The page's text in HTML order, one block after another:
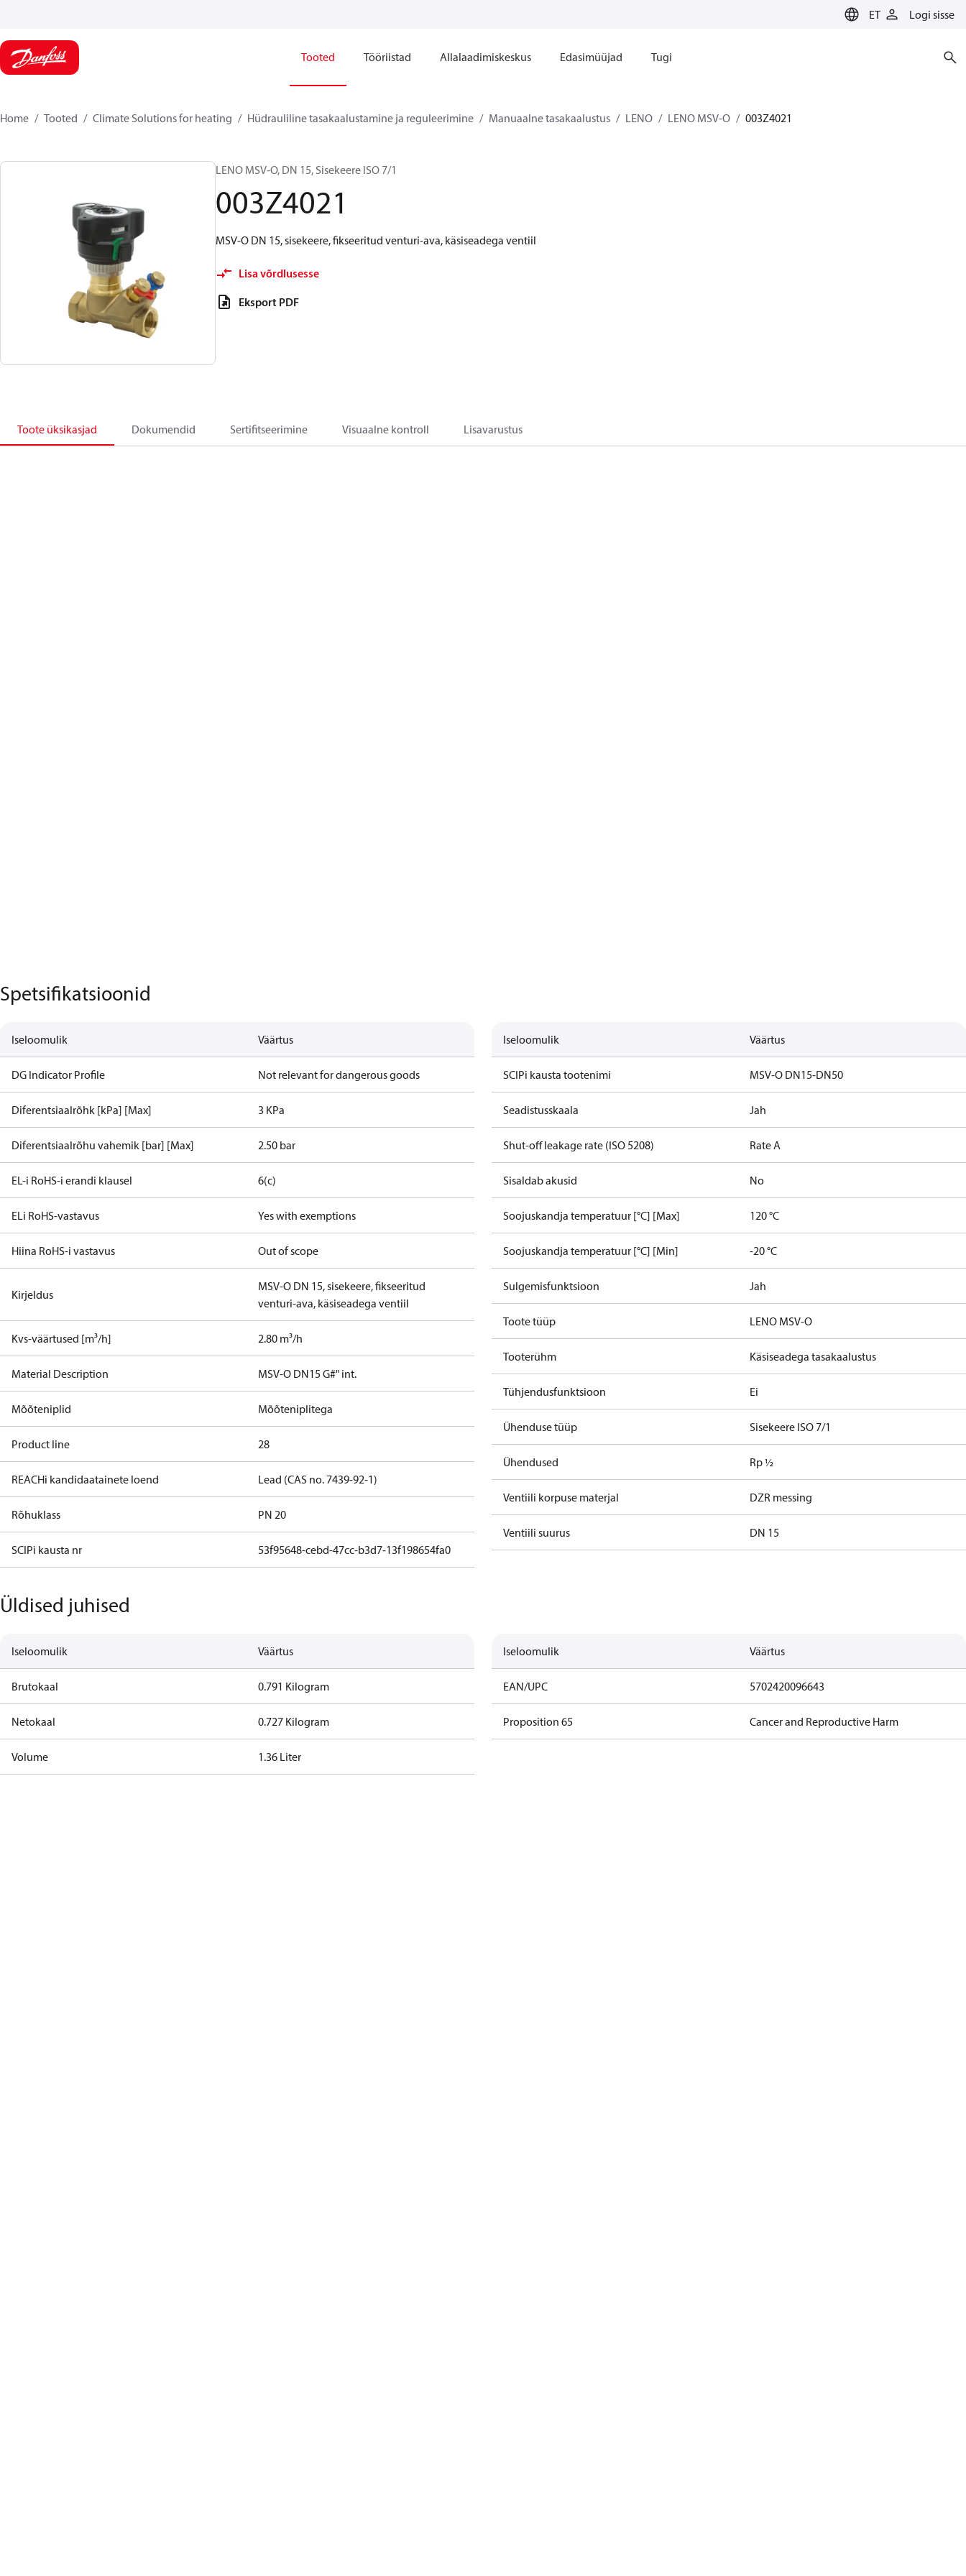
ET Logi sisse
Tooted Tööriistad Allalaadimiskeskus Edasimüüjad Tugi
Home Tooted Climate Solutions for heating Hüdrauliline tasakaalustamine ja reguleerimine Manuaalne tasakaalustus LENO LENO MSV-O 003Z4021
LENO MSV-O, DN 15, Sisekeere ISO 7/1
003Z4021
MSV-O DN 15, sisekeere, fikseeritud venturi-ava, käsiseadega ventiil
Lisa võrdlusesse
Eksport PDF
Toote üksikasjad Dokumendid Sertifitseerimine Visuaalne kontroll Lisavarustus
Spetsifikatsioonid
Iseloomulik Väärtus
DG Indicator Profile Not relevant for dangerous goods
Diferentsiaalrõhk [kPa] [Max] 3 KPa
Diferentsiaalrõhu vahemik [bar] [Max] 2.50 bar
EL-i RoHS-i erandi klausel 6(c)
ELi RoHS-vastavus Yes with exemptions
Hiina RoHS-i vastavus Out of scope
Kirjeldus
MSV-O DN 15, sisekeere, fikseeritud
venturi-ava, käsiseadega ventiil
Kvs-väärtused [m³/h] 2.80 m³/h
Material Description MSV-O DN15 G#" int.
Mõõteniplid Mõõteniplitega
Product line 28
REACHi kandidaatainete loend Lead (CAS no. 7439-92-1)
Rõhuklass PN 20
SCIPi kausta nr 53f95648-cebd-47cc-b3d7-13f198654fa0
Iseloomulik Väärtus
SCIPi kausta tootenimi MSV-O DN15-DN50
Seadistusskaala Jah
Shut-off leakage rate (ISO 5208) Rate A
Sisaldab akusid No
Soojuskandja temperatuur [°C] [Max] 120 °C
Soojuskandja temperatuur [°C] [Min] -20 °C
Sulgemisfunktsioon Jah
Toote tüüp LENO MSV-O
Tooterühm Käsiseadega tasakaalustus
Tühjendusfunktsioon Ei
Ühenduse tüüp Sisekeere ISO 7/1
Ühendused Rp ½
Ventiili korpuse materjal DZR messing
Ventiili suurus DN 15
Üldised juhised
Iseloomulik Väärtus
Brutokaal 0.791 Kilogram
Netokaal 0.727 Kilogram
Volume 1.36 Liter
Iseloomulik Väärtus
EAN/UPC 5702420096643
Proposition 65 Cancer and Reproductive Harm